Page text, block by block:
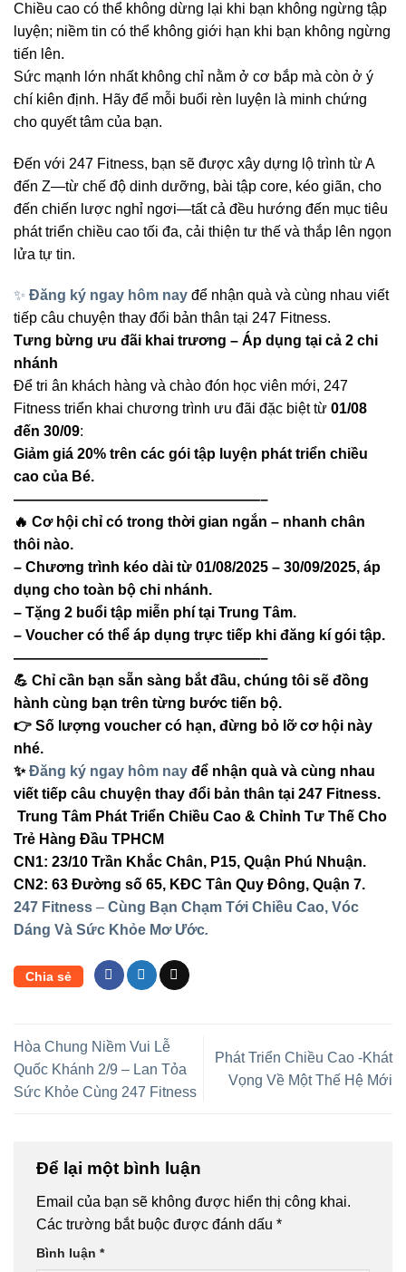
Chiều cao có thể không dừng lại khi bạn không ngừng tập
luyện; niềm tin có thể không giới hạn khi bạn không ngừng
tiến lên.
Sức mạnh lớn nhất không chỉ nằm ở cơ bắp mà còn ở ý
chí kiên định. Hãy để mỗi buổi rèn luyện là minh chứng
cho quyết tâm của bạn.
Đến với 247 Fitness, bạn sẽ được xây dựng lộ trình từ A
đến Z—từ chế độ dinh dưỡng, bài tập core, kéo giãn, cho
đến chiến lược nghỉ ngơi—tất cả đều hướng đến mục tiêu
phát triển chiều cao tối đa, cải thiện tư thế và thắp lên ngọn
lửa tự tin.
✨ Đăng ký ngay hôm nay để nhận quà và cùng nhau viết
tiếp câu chuyện thay đổi bản thân tại 247 Fitness.
Tưng bừng ưu đãi khai trương – Áp dụng tại cả 2 chi
nhánh
Để tri ân khách hàng và chào đón học viên mới, 247
Fitness triển khai chương trình ưu đãi đặc biệt từ 01/08
đến 30/09:
Giảm giá 20% trên các gói tập luyện phát triển chiều
cao của Bé.
—————————————————–
🔥 Cơ hội chỉ có trong thời gian ngắn – nhanh chân
thôi nào.
– Chương trình kéo dài từ 01/08/2025 – 30/09/2025, áp
dụng cho toàn bộ chi nhánh.
– Tặng 2 buổi tập miễn phí tại Trung Tâm.
– Voucher có thể áp dụng trực tiếp khi đăng kí gói tập.
—————————————————–
💪 Chỉ cần bạn sẵn sàng bắt đầu, chúng tôi sẽ đồng
hành cùng bạn trên từng bước tiến bộ.
👉 Số lượng voucher có hạn, đừng bỏ lỡ cơ hội này
nhé.
✨Đăng ký ngay hôm nay để nhận quà và cùng nhau
viết tiếp câu chuyện thay đổi bản thân tại 247 Fitness.
Trung Tâm Phát Triển Chiều Cao & Chỉnh Tư Thế Cho
Trẻ Hàng Đầu TPHCM
CN1: 23/10 Trần Khắc Chân, P15, Quận Phú Nhuận.
CN2: 63 Đường số 65, KĐC Tân Quy Đông, Quận 7.
247 Fitness – Cùng Bạn Chạm Tới Chiều Cao, Vóc
Dáng Và Sức Khỏe Mơ Ước.
Chia sẻ
Hòa Chung Niềm Vui Lễ
Quốc Khánh 2/9 – Lan Tỏa
Sức Khỏe Cùng 247 Fitness
Phát Triển Chiều Cao -Khát
Vọng Về Một Thế Hệ Mới
Để lại một bình luận
Email của bạn sẽ không được hiển thị công khai.
Các trường bắt buộc được đánh dấu *
Bình luận *